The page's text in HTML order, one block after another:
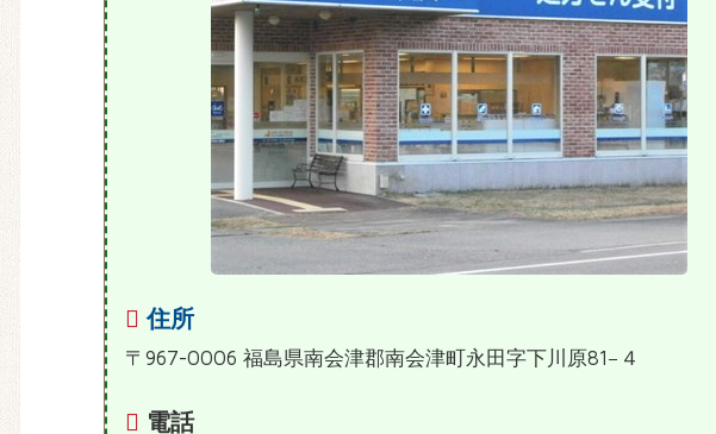
住所
〒967-0006 福島県南会津郡南会津町永田字下川原81−４
電話